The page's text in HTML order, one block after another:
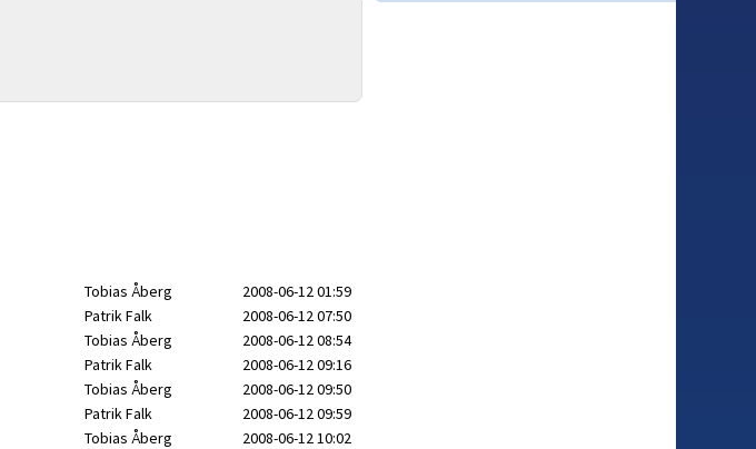
Tobias Åberg
2008-06-12 01:59
Patrik Falk
2008-06-12 07:50
Tobias Åberg
2008-06-12 08:54
Patrik Falk
2008-06-12 09:16
Tobias Åberg
2008-06-12 09:50
Patrik Falk
2008-06-12 09:59
Tobias Åberg
2008-06-12 10:02